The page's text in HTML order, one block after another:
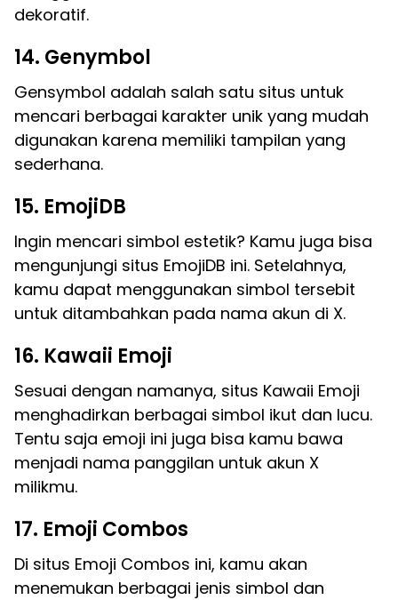
dekoratif.
14. Genymbol
Gensymbol adalah salah satu situs untuk
mencari berbagai karakter unik yang mudah
digunakan karena memiliki tampilan yang
sederhana.
15. EmojiDB
Ingin mencari simbol estetik? Kamu juga bisa
mengunjungi situs EmojiDB ini. Setelahnya,
kamu dapat menggunakan simbol tersebit
untuk ditambahkan pada nama akun di X.
16. Kawaii Emoji
Sesuai dengan namanya, situs Kawaii Emoji
menghadirkan berbagai simbol ikut dan lucu.
Tentu saja emoji ini juga bisa kamu bawa
menjadi nama panggilan untuk akun X
milikmu.
17. Emoji Combos
Di situs Emoji Combos ini, kamu akan
menemukan berbagai jenis simbol dan